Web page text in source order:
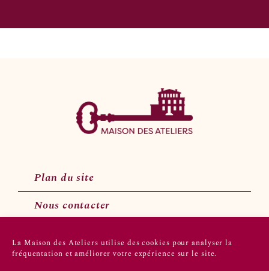
La Maison des Ateliers utilise des cookies pour analyser la
fréquentation et améliorer votre expérience sur le site.
Plan du site
Nous contacter